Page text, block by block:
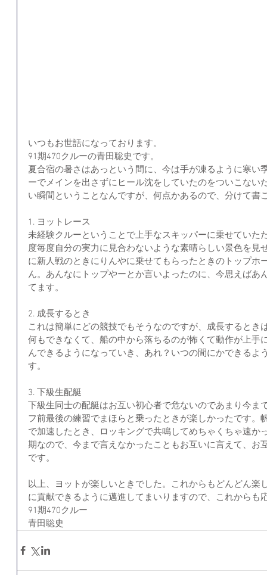
いつもお世話になっております。
91期470クルーの青田聡史です。
夏合宿の暑さはあっという間に、今は手が凍るように寒い
ーでメインを出さずにヒール沈をしていたのをついこない
い瞬間ということなんですが、何点かあるので、分けて書
1. ヨットレース
未経験クルーということで上手なスキッパーに乗せていた
度毎度自分の実力に見合わないような素晴らしい景色を見
に新人戦のときにりんやに乗せてもらったときのトップホ
ん。あんなにトップやーとか言いよったのに、今思えばあ
てます。
2. 成長するとき
これは簡単にどの競技でもそうなのですが、成長するとき
何もできなくて、船の中から落ちるのが怖くて動作が上手
んできるようになっていき、あれ？いつの間にかできるよ
す。
3. 下級生配艇
下級生同士の配艇はお互い初心者で危ないのであまり今ま
フ前最後の練習でまほらと乗ったときが楽しかったです。
で加速したとき、ロッキングで共鳴してめちゃくちゃ速か
期なので、今まで言えなかったこともお互いに言えて、お
です。
以上、ヨットが楽しいときでした。これからもどんどん楽
に貢献できるように邁進してまいりますので、これからも
91期470クルー
青田聡史